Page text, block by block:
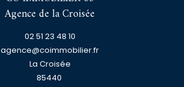
Agence de la Croisée
02 51 23 48 10
agence@coimmobilier.fr
La Croisée
85440